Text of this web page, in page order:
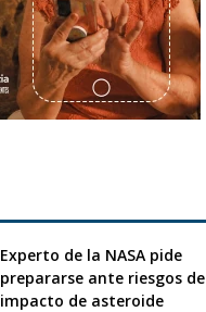
Experto de la NASA pide
prepararse ante riesgos de
impacto de asteroide